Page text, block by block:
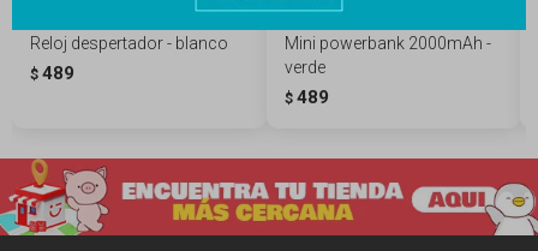
Reloj despertador - blanco
$ 489
Mini powerbank 2000mAh -
verde
$ 489